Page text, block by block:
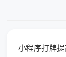
小程序打牌